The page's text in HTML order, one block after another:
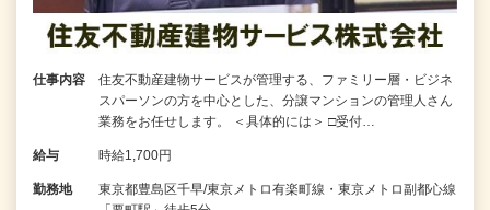
仕事内容
住友不動産建物サービスが管理する、ファミリー層・ビジネ
スパーソンの方を中心とした、分譲マンションの管理人さん
業務をお任せします。 ＜具体的には＞ □受付…
給与 時給1,700円
勤務地
東京都豊島区千早/東京メトロ有楽町線・東京メトロ副都心線